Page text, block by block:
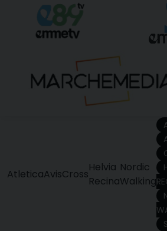
content
AtleticaAvisCross
Helvia
Recina
Nordic
Walking